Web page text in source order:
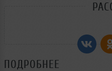
ПОДРОБНЕЕ